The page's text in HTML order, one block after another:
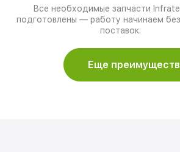
Все необходимые запчасти
подготовлены — работу начинаем
поставок.
Еще